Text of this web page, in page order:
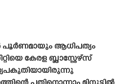
ആധിപത്യം
കേരള ബ്ലാസ്റ്റേഴ്‌സ്